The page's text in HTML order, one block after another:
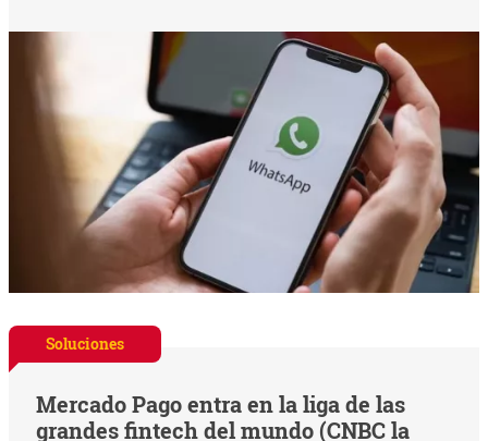
Soluciones
Mercado Pago entra en la liga de las
grandes fintech del mundo (CNBC la